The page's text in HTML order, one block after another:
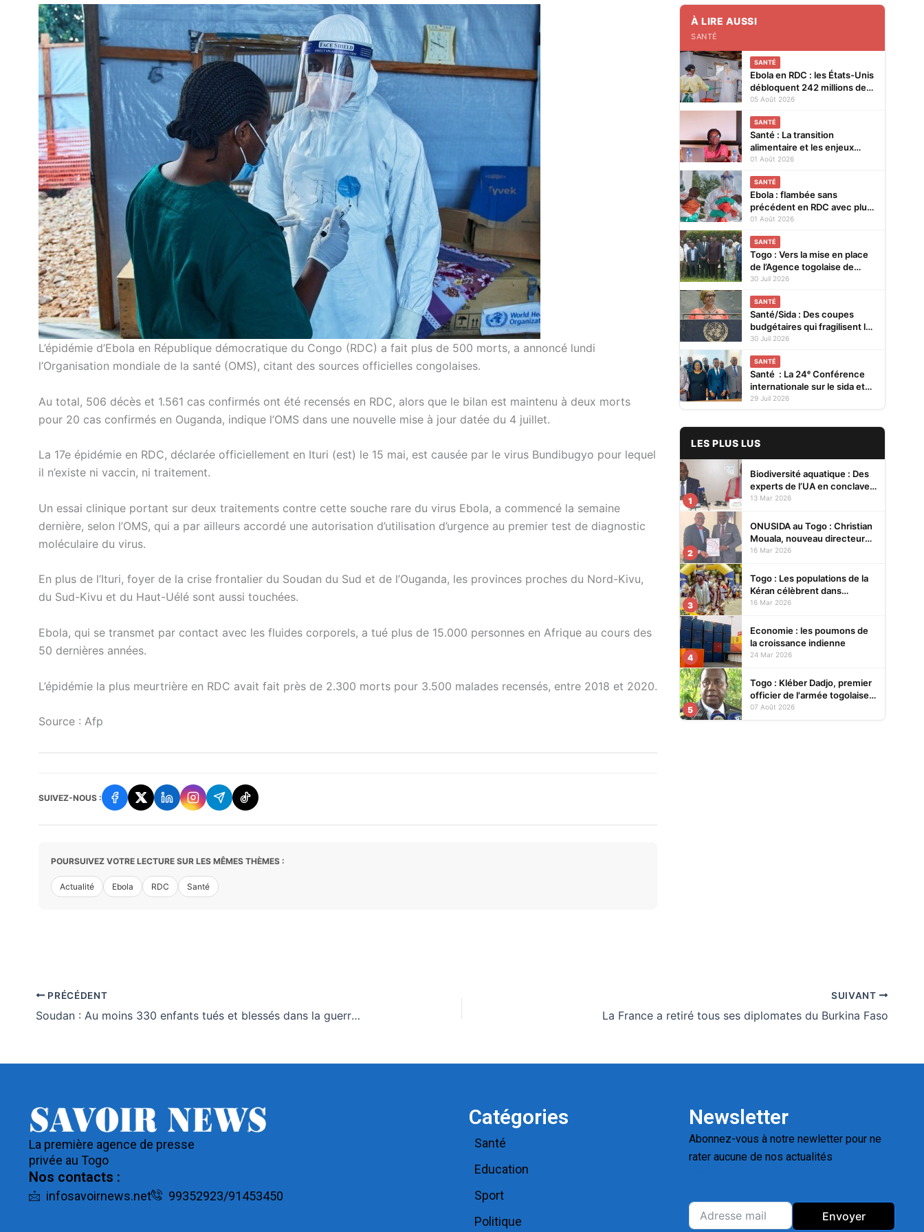
L’épidémie d’Ebola en République démocratique du Congo (RDC) a fait plus de 500 morts, a annoncé lundi
l’Organisation mondiale de la santé (OMS), citant des sources officielles congolaises.
Au total, 506 décès et 1.561 cas confirmés ont été recensés en RDC, alors que le bilan est maintenu à deux morts
pour 20 cas confirmés en Ouganda, indique l’OMS dans une nouvelle mise à jour datée du 4 juillet.
La 17e épidémie en RDC, déclarée officiellement en Ituri (est) le 15 mai, est causée par le virus Bundibugyo pour lequel
il n’existe ni vaccin, ni traitement.
Un essai clinique portant sur deux traitements contre cette souche rare du virus Ebola, a commencé la semaine
dernière, selon l’OMS, qui a par ailleurs accordé une autorisation d’utilisation d’urgence au premier test de diagnostic
moléculaire du virus.
En plus de l’Ituri, foyer de la crise frontalier du Soudan du Sud et de l’Ouganda, les provinces proches du Nord-Kivu,
du Sud-Kivu et du Haut-Uélé sont aussi touchées.
Ebola, qui se transmet par contact avec les fluides corporels, a tué plus de 15.000 personnes en Afrique au cours des
50 dernières années.
L’épidémie la plus meurtrière en RDC avait fait près de 2.300 morts pour 3.500 malades recensés, entre 2018 et 2020.
Source : Afp
SUIVEZ-NOUS :
POURSUIVEZ VOTRE LECTURE SUR LES MÊMES THÈMES :
Actualité Ebola RDC Santé
À LIRE AUSSI
SANTÉ
SANTÉ
Ebola en RDC : les États-Unis
débloquent 242 millions de
dollars supplémentaires
05 Août 2026
SANTÉ
Santé : La transition
alimentaire et les enjeux
nutritionnels au cœur d’un
2026 à Lomé
01 Août 2026
SANTÉ
Ebola : flambée sans
précédent en RDC avec plus
de 3.500 cas
01 Août 2026
SANTÉ
Togo : Vers la mise en place
de l’Agence togolaise de
régulation pharmaceutique
30 Juil 2026
SANTÉ
Santé/Sida : Des coupes
budgétaires qui fragilisent la
prévention et menacent les
30 Juil 2026
SANTÉ
Santé : La 24ᵉ Conférence
internationale sur le sida et
les IST en Afrique se tiendra
29 Juil 2026
LES PLUS LUS
1
Biodiversité aquatique : Des
experts de l’UA en conclave à
Lomé pour renforcer la
13 Mar 2026
2
ONUSIDA au Togo : Christian
Mouala, nouveau directeur
pays
16 Mar 2026
3
Togo : Les populations de la
Kéran célèbrent dans
l’allégresse Tislim-Difoini,
16 Mar 2026
4
Economie : les poumons de
la croissance indienne
24 Mar 2026
5
Togo : Kléber Dadjo, premier
officier de l'armée togolaise
devenu chef de l'État, au
07 Août 2026
PRÉCÉDENT
Soudan : Au moins 330 enfants tués et blessés dans la guerre cette année, selon l’Unicef
SUIVANT
La France a retiré tous ses diplomates du Burkina Faso
La première agence de presse
privée au Togo
Nos contacts :
infosavoirnews.net 99352923/91453450
Catégories
Santé
Education
Sport
Politique
Newsletter
Abonnez-vous à notre newletter pour ne
rater aucune de nos actualités
Envoyer